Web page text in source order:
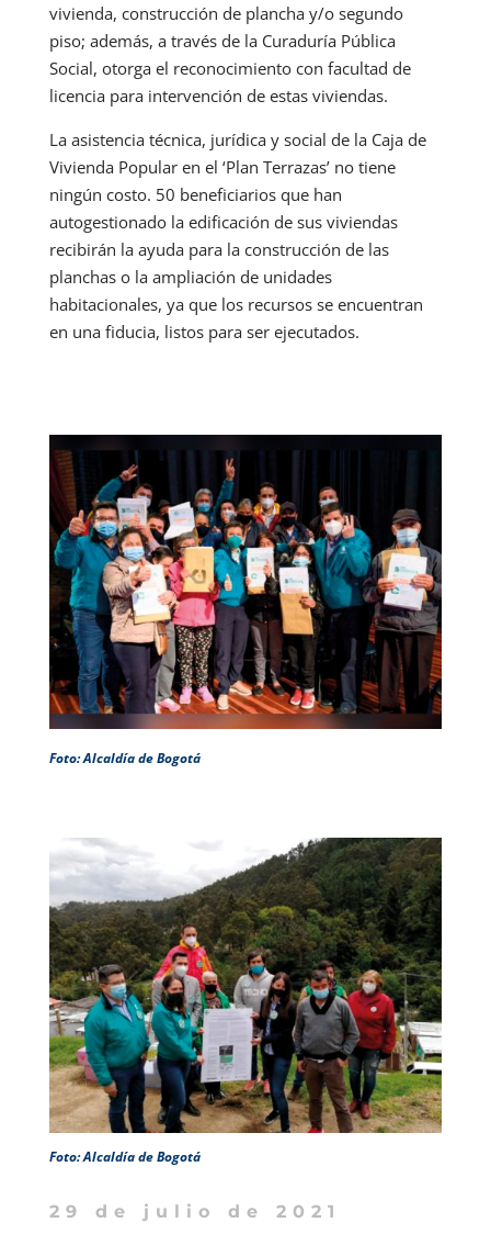
vivienda, construcción de plancha y/o segundo
piso; además, a través de la Curaduría Pública
Social, otorga el reconocimiento con facultad de
licencia para intervención de estas viviendas.
La asistencia técnica, jurídica y social de la Caja de
Vivienda Popular en el ‘Plan Terrazas’ no tiene
ningún costo. 50 beneficiarios que han
autogestionado la edificación de sus viviendas
recibirán la ayuda para la construcción de las
planchas o la ampliación de unidades
habitacionales, ya que los recursos se encuentran
en una fiducia, listos para ser ejecutados.
Foto: Alcaldía de Bogotá
Foto: Alcaldía de Bogotá
29 de julio de 2021